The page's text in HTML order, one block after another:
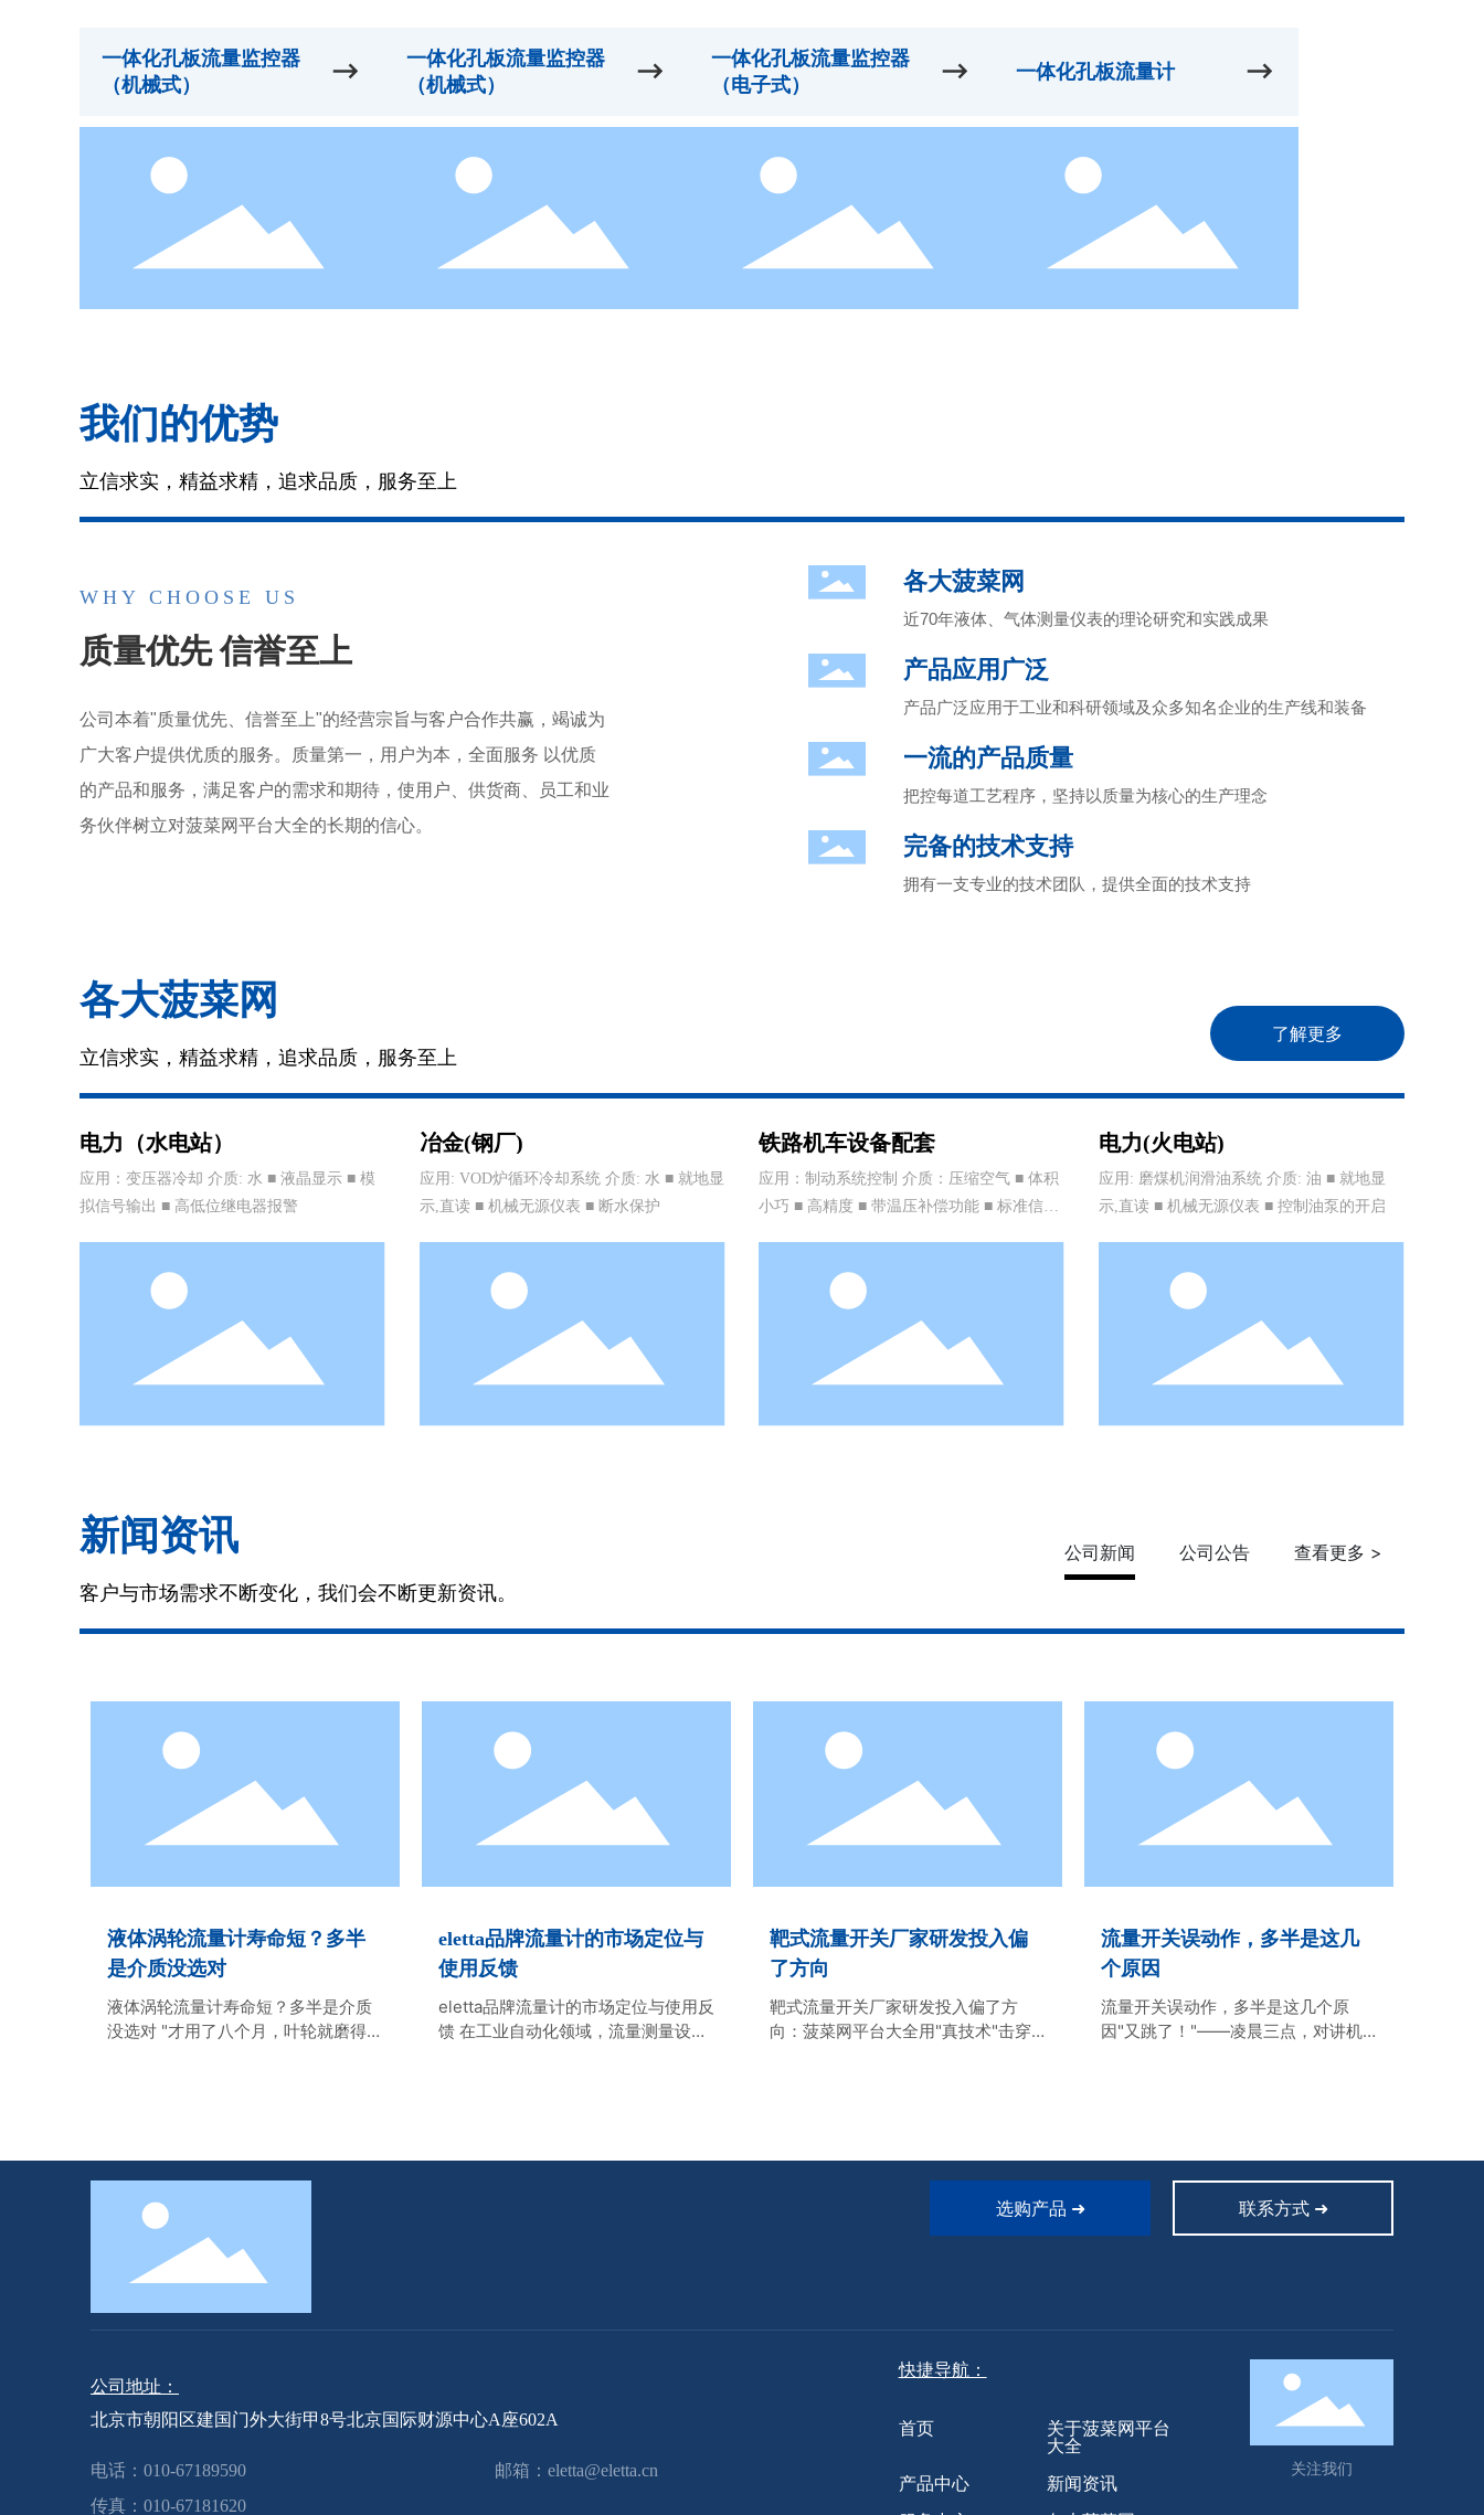
一体化孔板流量监控器
（机械式）
一体化孔板流量监控器
（机械式）
一体化孔板流量监控器
（电子式）
一体化孔板流量计
我们的优势
立信求实，精益求精，追求品质，服务至上
WHY CHOOSE US
质量优先 信誉至上
公司本着"质量优先、信誉至上"的经营宗旨与客户合作共赢，竭诚为
广大客户提供优质的服务。质量第一，用户为本，全面服务 以优质
的产品和服务，满足客户的需求和期待，使用户、供货商、员工和业
务伙伴树立对菠菜网平台大全的长期的信心。
各大菠菜网
近70年液体、气体测量仪表的理论研究和实践成果
产品应用广泛
产品广泛应用于工业和科研领域及众多知名企业的生产线和装备
一流的产品质量
把控每道工艺程序，坚持以质量为核心的生产理念
完备的技术支持
拥有一支专业的技术团队，提供全面的技术支持
各大菠菜网
立信求实，精益求精，追求品质，服务至上
了解更多
电力（水电站）
应用：变压器冷却 介质: 水 ■ 液晶显示 ■ 模
拟信号输出 ■ 高低位继电器报警
冶金(钢厂)
应用: VOD炉循环冷却系统 介质: 水 ■ 就地显
示,直读 ■ 机械无源仪表 ■ 断水保护
铁路机车设备配套
应用：制动系统控制 介质：压缩空气 ■ 体积
小巧 ■ 高精度 ■ 带温压补偿功能 ■ 标准信号
电力(火电站)
应用: 磨煤机润滑油系统 介质: 油 ■ 就地显
示,直读 ■ 机械无源仪表 ■ 控制油泵的开启
新闻资讯
客户与市场需求不断变化，我们会不断更新资讯。
公司新闻 公司公告 查看更多 >
了解更多
液体涡轮流量计寿命短？多半
是介质没选对
液体涡轮流量计寿命短？多半是介质
没选对 "才用了八个月，叶轮就磨得不
腾。今天我们就来聊聊，如何根据介
质特性选择菠菜网平台大全液体涡轮
流量计，
了解更多
eletta品牌流量计的市场定位与
使用反馈
eletta品牌流量计的市场定位与使用反
馈 在工业自动化领域，流量测量设备
了解更多
靶式流量开关厂家研发投入偏
了方向
靶式流量开关厂家研发投入偏了方
向：菠菜网平台大全用"真技术"击穿
营销噱头，真正替用户省下真金白银
的可靠性被抛在脑后——整个行业的
了解更多
流量开关误动作，多半是这几
个原因
流量开关误动作，多半是这几个原
因"又跳了！"——凌晨三点，对讲机
记录，看着那几条莫名其妙的报警信
息，没人敢轻易下结论。
选购产品 ➜ 联系方式 ➜
公司地址：
北京市朝阳区建国门外大街甲8号北京国际财源中心A座602A
电话： 010-67189590
传真： 010-67181620
邮箱： eletta@eletta.cn
快捷导航：
首页
关于菠菜网平台
大全
产品中心
新闻资讯
关注我们